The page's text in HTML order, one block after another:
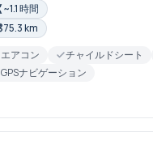
~1.1 時間
75.3 km
エアコン
チャイルドシート
GPSナビゲーション